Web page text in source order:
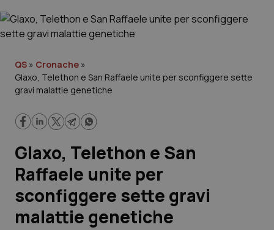
Governo e Parlamento
Regioni e Asl
Lavoro e Professioni
Scienza e Farmaci
Studi e Analisi
QS » Cronache »
Glaxo, Telethon e San Raffaele unite per sconfiggere sette
gravi malattie genetiche
Glaxo, Telethon e San
Raffaele unite per
sconfiggere sette gravi
malattie genetiche